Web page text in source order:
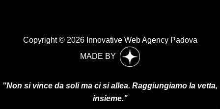
Copyright © 2026 Innovative Web Agency Padova
MADE BY
"Non si vince da soli ma ci si allea. Raggiungiamo la vetta,
insieme."